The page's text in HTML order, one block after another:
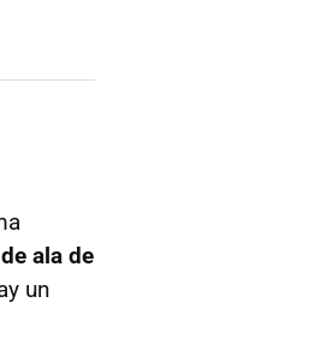
ala de
un